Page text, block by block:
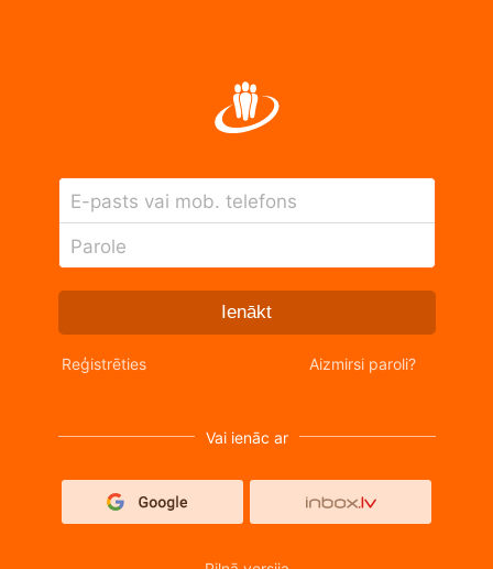
E-pasts vai mob. telefons
Parole
Ienākt
Reģistrēties Aizmirsi paroli?
Vai ienāc ar